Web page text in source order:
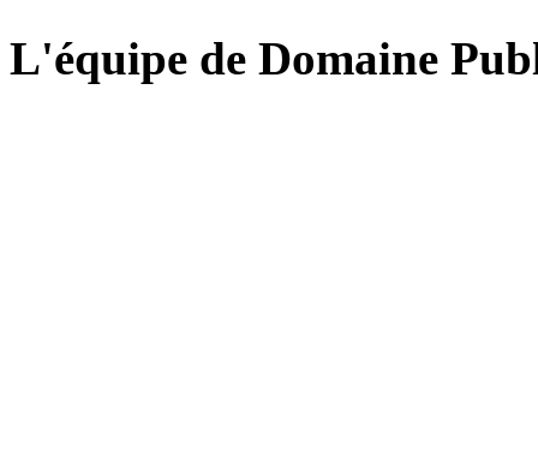
L'équipe de Domaine